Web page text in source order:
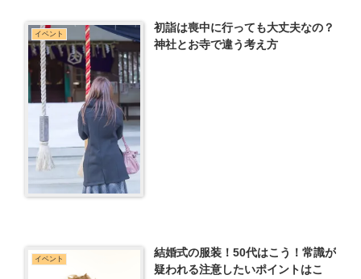
イベント
初詣は喪中に行っても大丈夫なの？
神社とお寺で違う考え方
イベント
結婚式の服装！50代はこう！常識が
疑われる注意したいポイントはこ